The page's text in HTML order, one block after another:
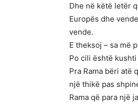
Dhe në këtë letër
Europës dhe
vende.
E theksoj – sa më
Po cili është
Pra Rama bëri atë
një thikë pas
Rama që para një